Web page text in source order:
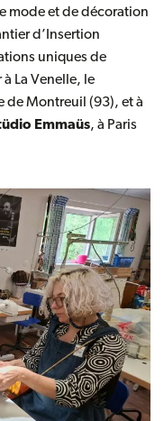
mode et de décoration
d’Insertion
uniques de
à La Venelle, le
de Montreuil (93), et à
Emmaüs, à Paris